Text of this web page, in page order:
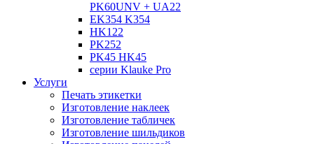
PK60UNV + UA22
EK354 K354
HK122
PK252
PK45 HK45
серии Klauke Pro
Услуги
Печать этикетки
Изготовление наклеек
Изготовление табличек
Изготовление шильдиков